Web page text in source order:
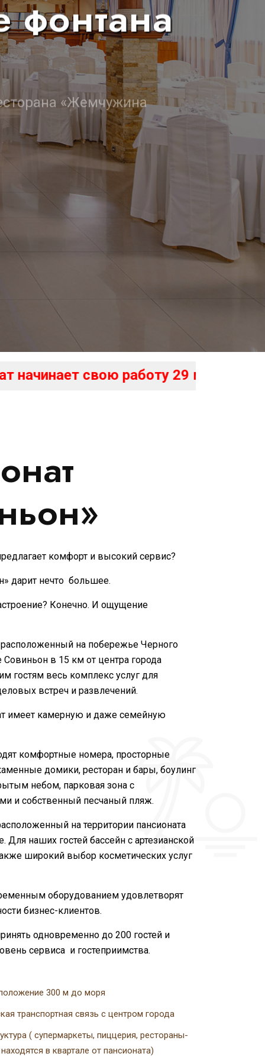
фонтана
«Жемчужина
29 мая, бронирование уже
комфорт и высокий сервис?
дарит нечто большее.
Конечно. И ощущение
расположенный на побережье Черного
Совиньон в 15 км от центра города
гостям весь комплекс услуг для
встреч и развлечений.
имеет камерную и даже семейную
комфортные номера, просторные
домики, ресторан и бары, боулинг
небом, парковая зона с
и собственный песчаный пляж.
на территории пансионата
Для наших гостей бассейн с артезианской
широкий выбор косметических услуг
оборудованием удовлетворят
бизнес-клиентов.
одновременно до 200 гостей и
сервиса и гостеприимства.
300 м до моря
транспортная связь с центром города
( супермаркеты, пиццерия, рестораны-
в квартале от пансионата)